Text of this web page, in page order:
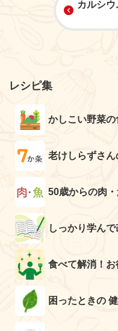
カルシ
レシピ集
かしこい野菜の
老けしらずさ
50歳からの肉
しっかり学ん
食べて解消！
困ったときの